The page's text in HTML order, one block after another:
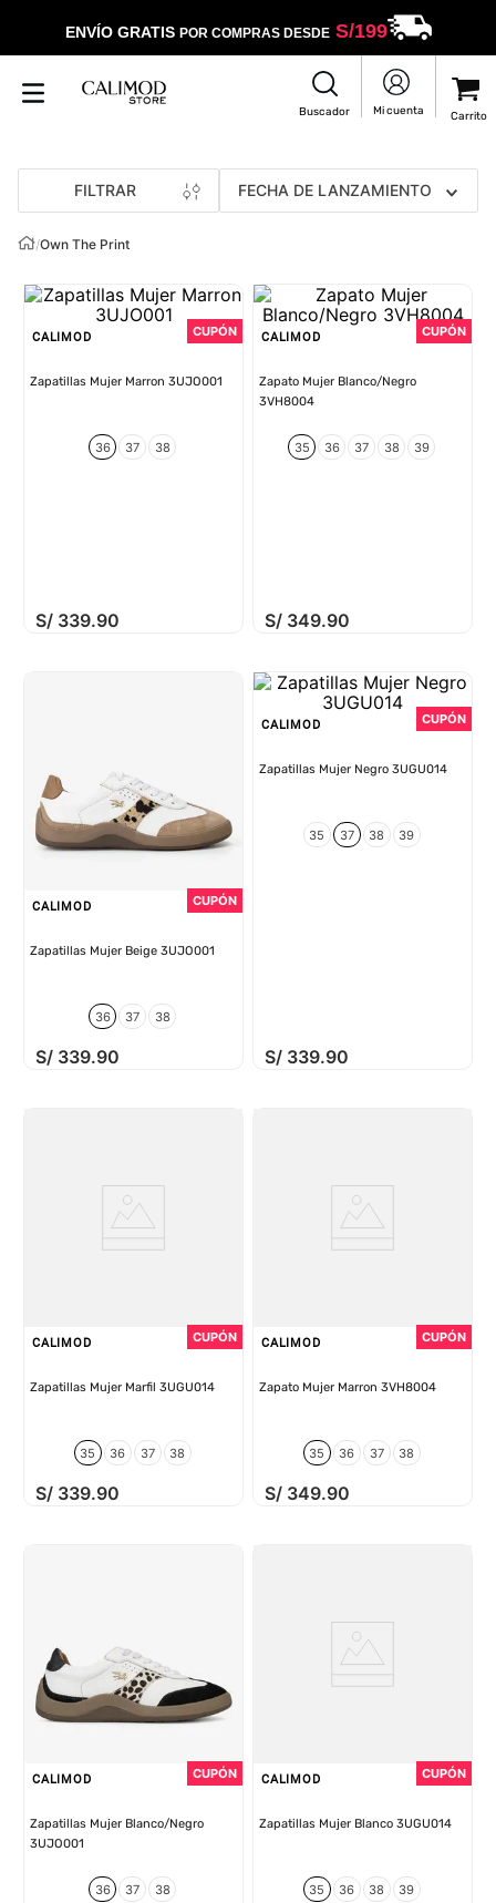
ENVÍO GRATIS POR COMPRAS DESDES/199
FILTRAR FECHA DE LANZAMIENTO
/Own The Print
CALIMOD
Zapatillas Mujer Marron 3UJO001
36 37 38
S/ 339.90
CALIMOD
Zapato Mujer Blanco/Negro
3VH8004
35 36 37 38 39
S/ 349.90
CALIMOD
Zapatillas Mujer Beige 3UJO001
36 37 38
S/ 339.90
CALIMOD
Zapatillas Mujer Negro 3UGU014
35 37 38 39
S/ 339.90
CALIMOD
Zapatillas Mujer Marfil 3UGU014
35 36 37 38
S/ 339.90
CALIMOD
Zapato Mujer Marron 3VH8004
35 36 37 38
S/ 349.90
CALIMOD
Zapatillas Mujer Blanco/Negro
3UJO001
36 37 38
CALIMOD
Zapatillas Mujer Blanco 3UGU014
35 36 38 39